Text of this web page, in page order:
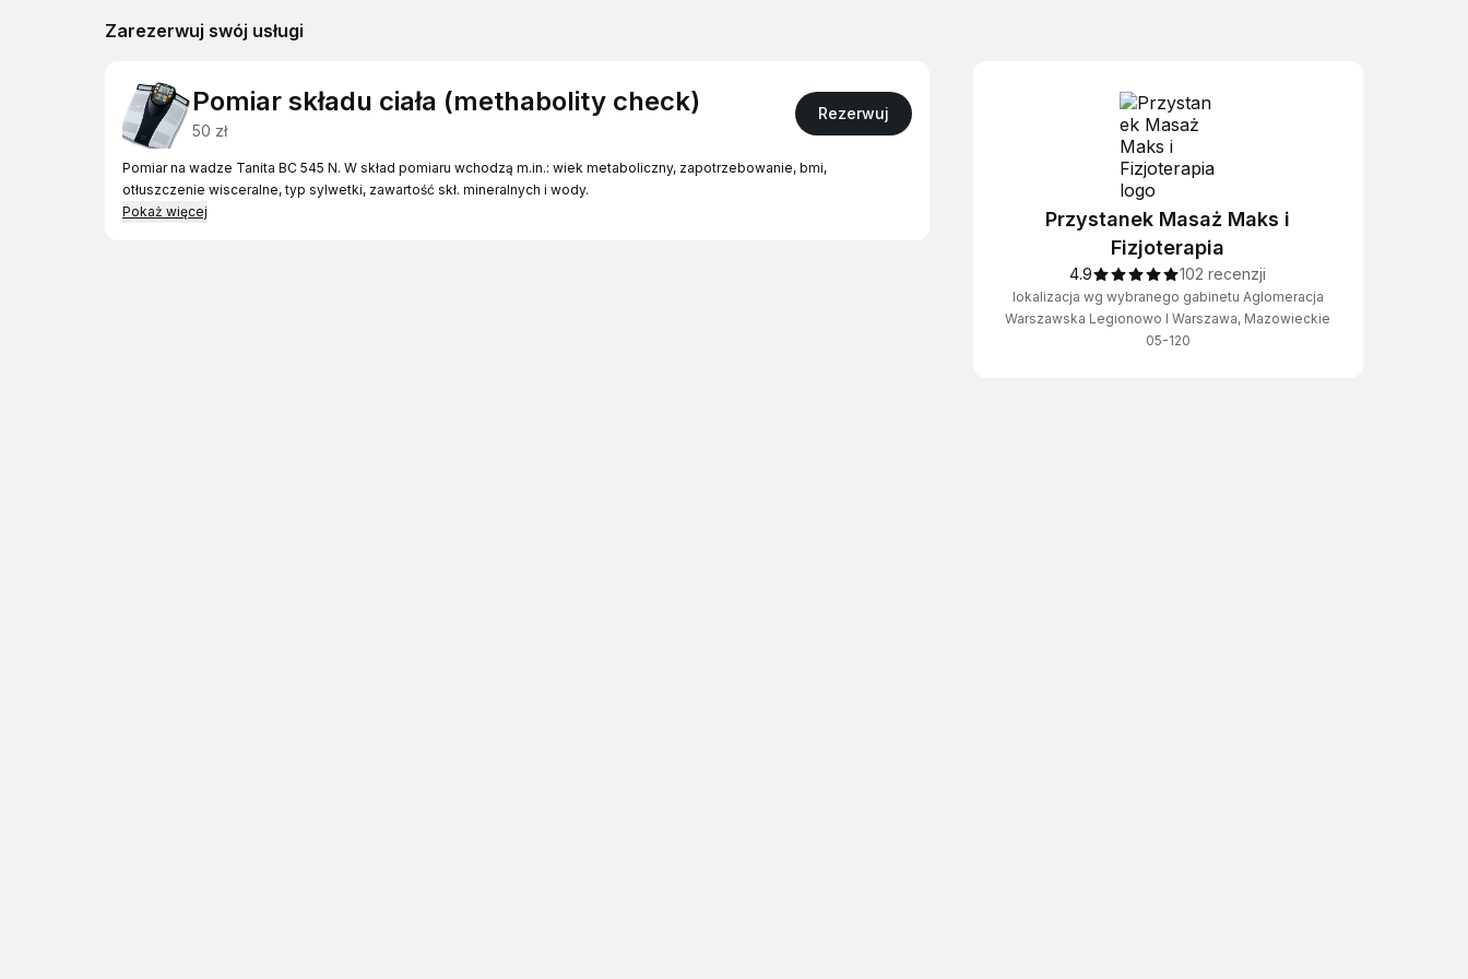
Zarezerwuj swój usługi
Pomiar składu ciała (methabolity check)
50 zł
Rezerwuj
Pomiar na wadze Tanita BC 545 N. W skład pomiaru wchodzą m.in.: wiek metaboliczny, zapotrzebowanie, bmi,
otłuszczenie wisceralne, typ sylwetki, zawartość skł. mineralnych i wody.
Pokaż więcej
Przystanek Masaż Maks i
Fizjoterapia
4.9 102 recenzji
lokalizacja wg wybranego gabinetu Aglomeracja
Warszawska Legionowo I Warszawa, Mazowieckie
05-120